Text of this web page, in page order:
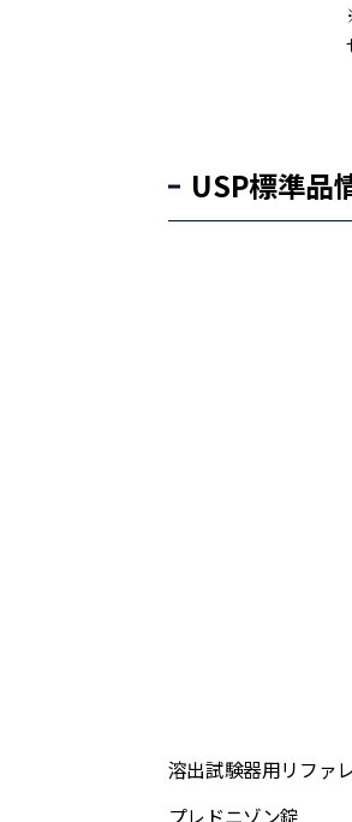
USP標準品
溶出試験器用リファ
プレドニゾン錠